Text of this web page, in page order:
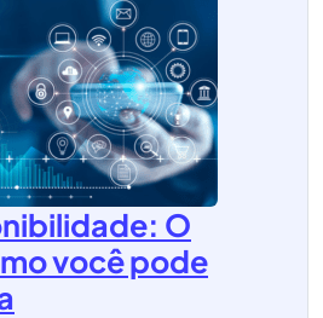
O
você pode